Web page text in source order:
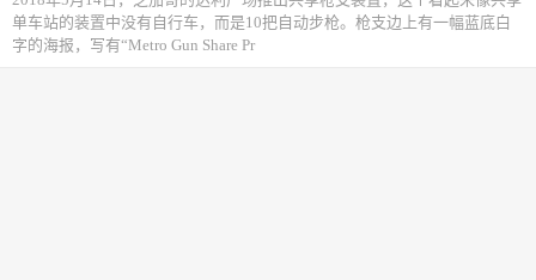
单车站的装置中没有自行车，而是10把自动步枪。枪支边上有一幅蓝底白
字的海报，写有“Metro Gun Share Pr